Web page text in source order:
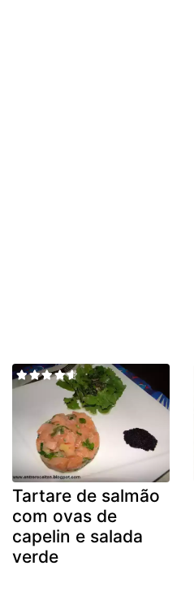
Tartare de salmão
com ovas de
capelin e salada
verde